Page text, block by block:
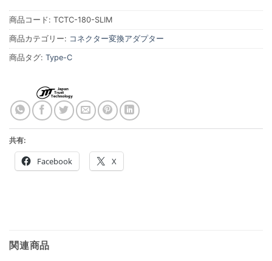
商品コード: TCTC-180-SLIM
商品カテゴリー: コネクター変換アダプター
商品タグ: Type-C
共有:
Facebook X
関連商品